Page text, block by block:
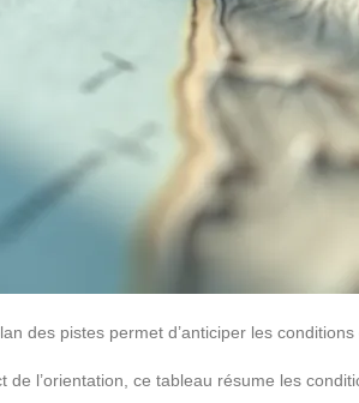
des pistes permet d’anticiper les
de l’orientation, ce tableau résume les